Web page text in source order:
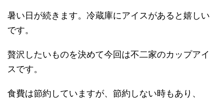
暑い日が続きます。冷蔵庫にアイスがあると嬉しい
です。
贅沢したいものを決めて今回は不二家のカップアイ
スです。
食費は節約していますが、節約しない時もあり、